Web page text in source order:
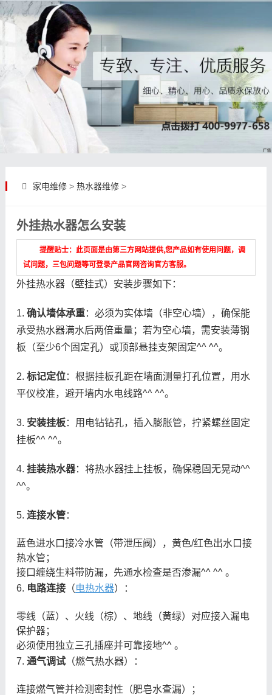
家电维修> 热水器维修>
外挂热水器怎么安装
提醒贴士：此页面是由第三方网站提供,您产品如有使用问题，调
试问题，三包问题等可登录产品官网咨询官方客服。
外挂热水器（壁挂式）安装步骤如下：
1. 确认墙体承重：必须为实体墙（非空心墙），确保能
承受热水器满水后两倍重量；若为空心墙，需安装薄钢
板（至少6个固定孔）或顶部悬挂支架固定^^ ^^。
2. 标记定位：根据挂板孔距在墙面测量打孔位置，用水
平仪校准，避开墙内水电线路^^ ^^。
3. 安装挂板：用电钻钻孔，插入膨胀管，拧紧螺丝固定
挂板^^ ^^。
4. 挂装热水器：将热水器挂上挂板，确保稳固无晃动^^
^^。
5. 连接水管：
蓝色进水口接冷水管（带泄压阀），黄色/红色出水口接
热水管；
接口缠绕生料带防漏，先通水检查是否渗漏^^ ^^ 。
6. 电路连接（电热水器）：
零线（蓝）、火线（棕）、地线（黄绿）对应接入漏电
保护器；
必须使用独立三孔插座并可靠接地^^ 。
7. 通气调试（燃气热水器）：
连接燃气管并检测密封性（肥皂水查漏）；